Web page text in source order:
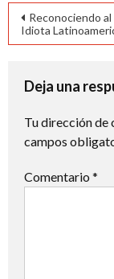
de
entradas
Reconociendo
Idiota
Deja una
Tu dirección de
campos
Comentario *